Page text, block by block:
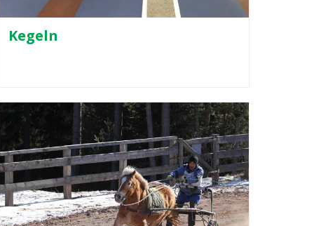
Kegeln